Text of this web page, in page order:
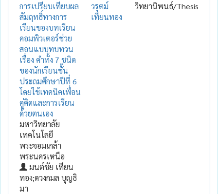
การเปรียบเทียบผล
สัมฤทธิ์ทางการ
เรียนของบทเรียน
คอมพิวเตอร์ช่วย
สอนแบบทบทวน
เรื่อง คำทั้ง 7 ชนิด
ของนักเรียนชั้น
ประถมศึกษาปีที่ 6
โดยใช้เทคนิคเพื่อน
คู่คิดและการเรียน
ด้วยตนเอง
มหาวิทยาลัย
เทคโนโลยี
พระจอมเกล้า
พระนครเหนือ
มนต์ชัย เทียน
ทอง;ดวงกมล บุญธิ
มา
วรุตม์
เทียนทอง
วิทยานิพนธ์/Thesis